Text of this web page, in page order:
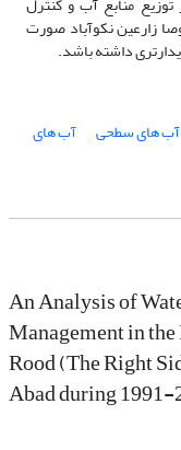
زارعین نکوآباد صورت
داشته باشد.
آب هاى سطحى آب هاى
An Analysis of
Management in
Rood (The Right
Abad during